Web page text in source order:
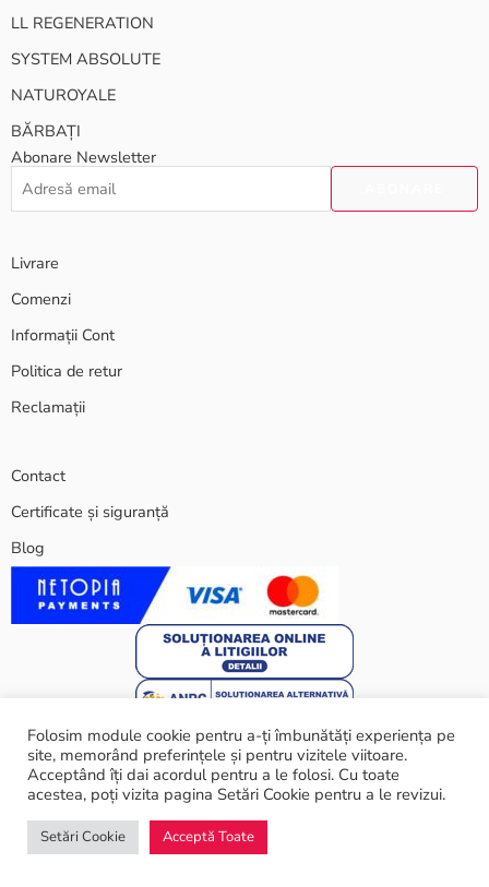
LL REGENERATION
SYSTEM ABSOLUTE
NATUROYALE
BĂRBAȚI
Abonare Newsletter
Livrare
Comenzi
Informații Cont
Politica de retur
Reclamații
Contact
Certificate și siguranță
Blog
© 2024 ARARAT ECO SRL - Toate drepturile rezervate
Folosim module cookie pentru a-ți îmbunătăți experiența pe
site, memorând preferințele și pentru vizitele viitoare.
Acceptând îți dai acordul pentru a le folosi. Cu toate
acestea, poți vizita pagina Setări Cookie pentru a le revizui.
Setări Cookie Acceptă Toate